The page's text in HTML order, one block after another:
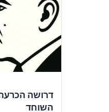
דרושה
השוחד